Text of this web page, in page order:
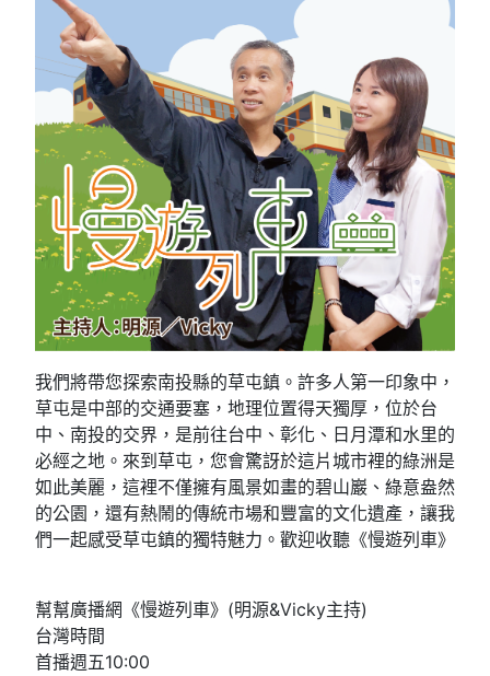
我們將帶您探索南投縣的草屯鎮。許多人第一印象中，
草屯是中部的交通要塞，地理位置得天獨厚，位於台
中、南投的交界，是前往台中、彰化、日月潭和水里的
必經之地。來到草屯，您會驚訝於這片城市裡的綠洲是
如此美麗，這裡不僅擁有風景如畫的碧山巖、綠意盎然
的公園，還有熱鬧的傳統市場和豐富的文化遺產，讓我
們一起感受草屯鎮的獨特魅力。歡迎收聽《慢遊列車》
幫幫廣播網《慢遊列車》(明源&Vicky主持)
台灣時間
首播週五10:00